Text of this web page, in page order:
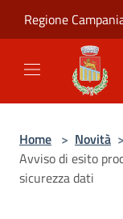
Regione
Home > Novità >
Avviso di esito
sicurezza dati